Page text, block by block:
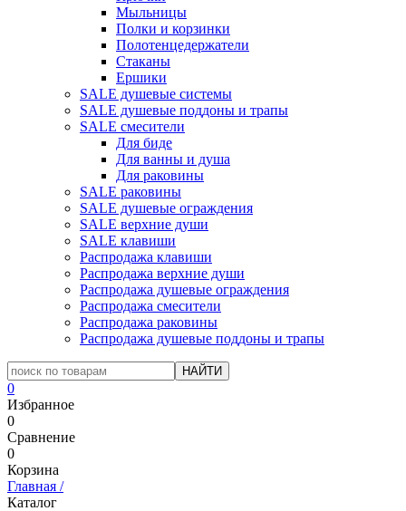
Мыльницы
Полки и корзинки
Полотенцедержатели
Стаканы
Ершики
SALE душевые системы
SALE душевые поддоны и трапы
SALE смесители
Для биде
Для ванны и душа
Для раковины
SALE раковины
SALE душевые ограждения
SALE верхние души
SALE клавиши
Распродажа клавиши
Распродажа верхние души
Распродажа душевые ограждения
Распродажа смесители
Распродажа раковины
Распродажа душевые поддоны и трапы
0
Избранное
0
Сравнение
0
Корзина
Главная /
Каталог